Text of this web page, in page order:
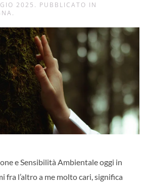
2025 . PUBBLICATO IN
.
e Sensibilità Ambientale oggi in
fra l’altro a me molto cari, significa